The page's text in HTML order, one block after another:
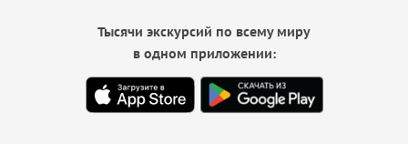
Тысячи экскурсий по всему миру
в одном приложении: